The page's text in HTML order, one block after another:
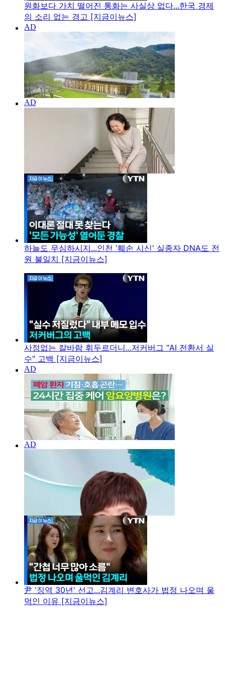
원화보다 가치 떨어진 통화는 사실상 없다...한국 경제
의 소리 없는 경고 [지금이뉴스]
하늘도 무심하시지...인천 '훼손 시신' 실종자 DNA도 전
원 불일치 [지금이뉴스]
사정없는 칼바람 휘두르더니...저커버그 "AI 전환서 실
수" 고백 [지금이뉴스]
尹 '징역 30년' 선고...김계리 변호사가 법정 나오며 울
먹인 이유 [지금이뉴스]